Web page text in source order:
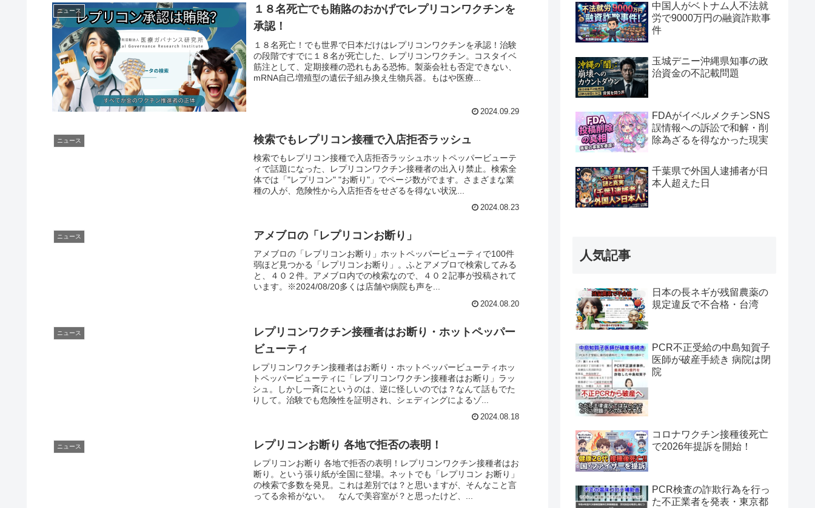
ニュース
１８名死亡でも賄賂のおかげでレプリコンワクチンを
承認！
１８名死亡！でも世界で日本だけはレプリコンワクチンを承認！治験
の段階ですでに１８名が死亡した、レプリコンワクチン。コスタイベ
筋注として、定期接種の恐れもある恐怖。製薬会社も否定できない、
mRNA自己増殖型の遺伝子組み換え生物兵器。もはや医療...
2024.09.29
ニュース 検索でもレプリコン接種で入店拒否ラッシュ
検索でもレプリコン接種で入店拒否ラッシュホットペッパービューテ
ィで話題になった、レプリコンワクチン接種者の出入り禁止。検索全
体では「"レプリコン" "お断り"」でページ数がでます。さまざまな業
種の人が、危険性から入店拒否をせざるを得ない状況...
2024.08.23
ニュース アメブロの「レプリコンお断り」
アメブロの「レプリコンお断り」ホットペッパービューティで100件
弱ほど見つかる「レプリコンお断り」。ふとアメブロで検索してみる
と、４０２件。アメブロ内での検索なので、４０２記事が投稿されて
います。※2024/08/20多くは店舗や病院も声を...
2024.08.20
ニュース
レプリコンワクチン接種者はお断り・ホットペッパー
ビューティ
レプリコンワクチン接種者はお断り・ホットペッパービューティホッ
トペッパービューティに「レプリコンワクチン接種者はお断り」ラッ
シュ。しかし一斉にというのは、逆に怪しいのでは？なんて話もでた
りして。治験でも危険性を証明され、シェディングによるゾ...
2024.08.18
ニュース レプリコンお断り 各地で拒否の表明！
レプリコンお断り 各地で拒否の表明！レプリコンワクチン接種者はお
断り。という張り紙が全国に登場。ネットでも「レプリコン お断り」
の検索で多数を発見。これは差別では？と思いますが、そんなこと言
ってる余裕がない。 なんで美容室が？と思ったけど、...
中国人がベトナム人不法就
労で9000万円の融資詐欺事
件
玉城デニー沖縄県知事の政
治資金の不記載問題
FDAがイベルメクチンSNS
誤情報への訴訟で和解・削
除為ざるを得なかった現実
千葉県で外国人逮捕者が日
本人超えた日
人気記事
日本の長ネギが残留農薬の
規定違反で不合格・台湾
PCR不正受給の中島知賀子
医師が破産手続き 病院は閉
院
コロナワクチン接種後死亡
で2026年提訴を開始！
PCR検査の詐欺行為を行っ
た不正業者を発表・東京都